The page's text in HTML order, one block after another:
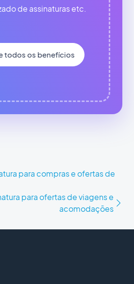
de assinaturas etc.
todos os benefícios
para compras e ofertas de
para ofertas de viagens e
acomodações